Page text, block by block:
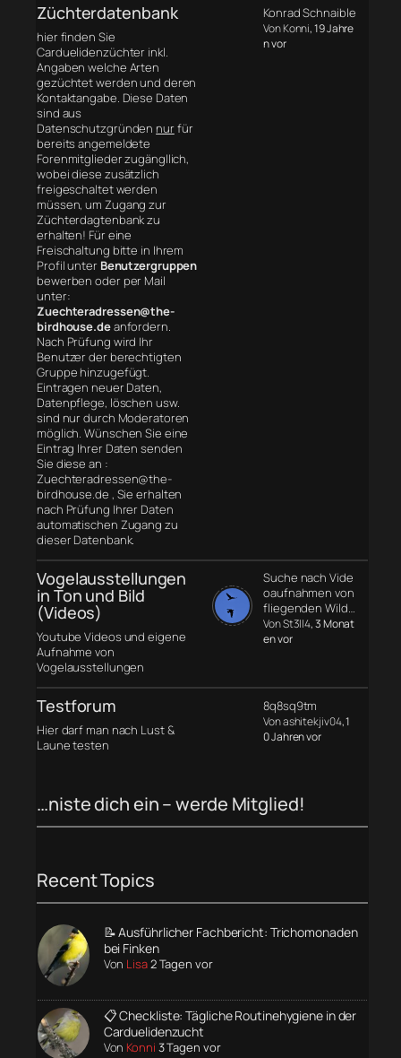
Züchterdatenbank
hier finden Sie
Carduelidenzüchter inkl.
Angaben welche Arten
gezüchtet werden und deren
Kontaktangabe. Diese Daten
sind aus
Datenschutzgründen nurfür
bereits angemeldete
Forenmitglieder zugängllich,
wobei diese zusätzlich
freigeschaltet werden
müssen, um Zugang zur
Züchterdagtenbank zu
erhalten! Für eine
Freischaltung bitte in Ihrem
Profil unter Benutzergruppen
bewerben oder per Mail
unter:
Zuechteradressen@the-
birdhouse.deanfordern.
Nach Prüfung wird Ihr
Benutzer der berechtigten
Gruppe hinzugefügt.
Eintragen neuer Daten,
Datenpflege, löschen usw.
sind nur durch Moderatoren
möglich. Wünschen Sie eine
Eintrag Ihrer Daten senden
Sie diese an :
Zuechteradressen@the-
birdhouse.de , Sie erhalten
nach Prüfung Ihrer Daten
automatischen Zugang zu
dieser Datenbank.
Konrad Schnaible
Von Konni, 19 Jahre
n vor
Vogelausstellungen
in Ton und Bild
(Videos)
Youtube Videos und eigene
Aufnahme von
Vogelausstellungen
Suche nach Vide
oaufnahmen von
fliegenden Wild…
Von St3ll4, 3 Monat
en vor
Testforum
Hier darf man nach Lust &
Laune testen
8q8sq9tm
Von ashitekjiv04, 1
0 Jahren vor
…niste dich ein – werde Mitglied!
Recent Topics
📝 Ausführlicher Fachbericht: Trichomonaden
bei Finken
Von Lisa2 Tagen vor
📋 Checkliste: Tägliche Routinehygiene in der
Carduelidenzucht
Von Konni 3 Tagen vor